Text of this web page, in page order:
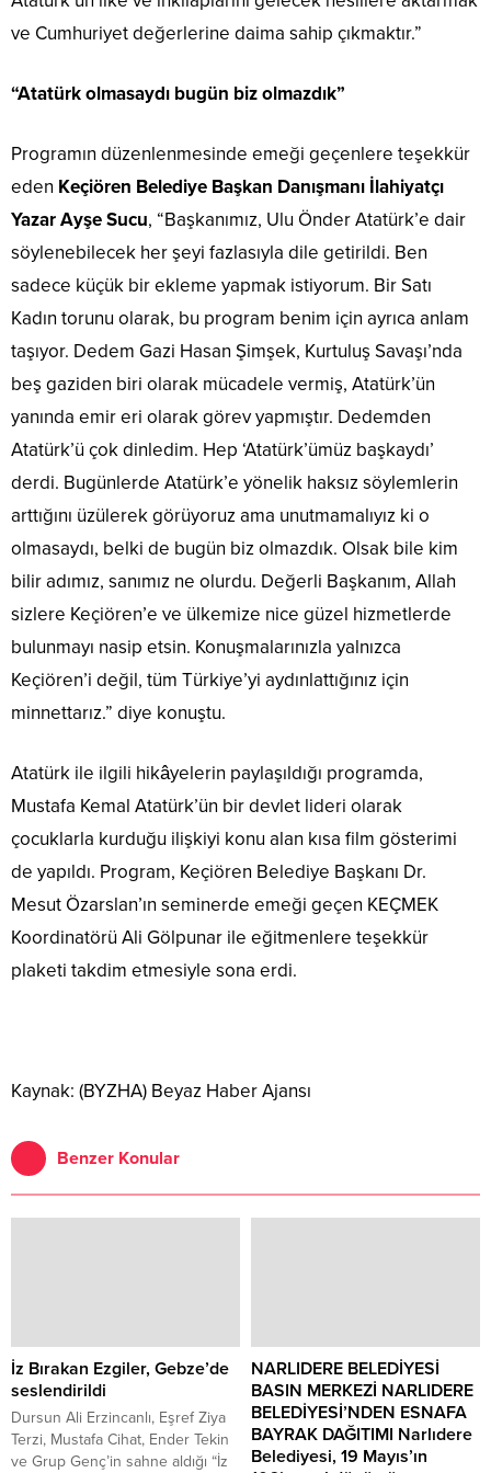
ve Cumhuriyet değerlerine daima sahip çıkmaktır.”
“Atatürk olmasaydı bugün biz olmazdık”
Programın düzenlenmesinde emeği geçenlere teşekkür
eden Keçiören Belediye Başkan Danışmanı İlahiyatçı
Yazar Ayşe Sucu, “Başkanımız, Ulu Önder Atatürk’e dair
söylenebilecek her şeyi fazlasıyla dile getirildi. Ben
sadece küçük bir ekleme yapmak istiyorum. Bir Satı
Kadın torunu olarak, bu program benim için ayrıca anlam
taşıyor. Dedem Gazi Hasan Şimşek, Kurtuluş Savaşı’nda
beş gaziden biri olarak mücadele vermiş, Atatürk’ün
yanında emir eri olarak görev yapmıştır. Dedemden
Atatürk’ü çok dinledim. Hep ‘Atatürk’ümüz başkaydı’
derdi. Bugünlerde Atatürk’e yönelik haksız söylemlerin
arttığını üzülerek görüyoruz ama unutmamalıyız ki o
olmasaydı, belki de bugün biz olmazdık. Olsak bile kim
bilir adımız, sanımız ne olurdu. Değerli Başkanım, Allah
sizlere Keçiören’e ve ülkemize nice güzel hizmetlerde
bulunmayı nasip etsin. Konuşmalarınızla yalnızca
Keçiören’i değil, tüm Türkiye’yi aydınlattığınız için
minnettarız.” diye konuştu.
Atatürk ile ilgili hikâyelerin paylaşıldığı programda,
Mustafa Kemal Atatürk’ün bir devlet lideri olarak
çocuklarla kurduğu ilişkiyi konu alan kısa film gösterimi
de yapıldı. Program, Keçiören Belediye Başkanı Dr.
Mesut Özarslan’ın seminerde emeği geçen KEÇMEK
Koordinatörü Ali Gölpunar ile eğitmenlere teşekkür
plaketi takdim etmesiyle sona erdi.
Kaynak: (BYZHA) Beyaz Haber Ajansı
Benzer Konular
İz Bırakan Ezgiler, Gebze’de
seslendirildi
Dursun Ali Erzincanlı, Eşref Ziya
Terzi, Mustafa Cihat, Ender Tekin
ve Grup Genç’in sahne aldığı “İz
NARLIDERE BELEDİYESİ
BASIN MERKEZİ NARLIDERE
BELEDİYESİ’NDEN ESNAFA
BAYRAK DAĞITIMI Narlıdere
Belediyesi, 19 Mayıs’ın